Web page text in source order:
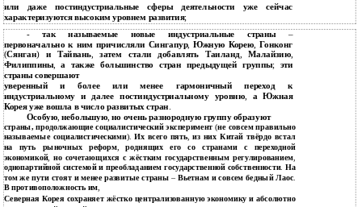
или даже постиндустриальные сферы деятельности уже сейчас
характеризуются высоким уровнем развития;
-так называемые новые индустриальные страны –
первоначально к ним причисляли Сингапур, Южную Корею, Гонконг
(Сянган) и Тайвань,затем стали добавлять Таиланд,Малайзию,
Филиппины,а также большинство стран предыдущей группы; эти
страны совершают
уверенный и более или менее гармоничный переход к
индустриальному и далее постиндустриальному уровню, а Южная
Корея уже вошла в число развитых стран.
Особую, небольшую,но очень разнородную группу образуют
страны, продолжающие социалистический эксперимент(не совсем правильно
называемые социалистическими).Их всего пять,из них Китай твёрдо встал
на путь рыночных реформ,роднящих его со странами с переходной
экономикой,но сочетающихся с жёстким государственным регулированием
однопартийной системой и преобладанием государственной собственности.На
том же пути стоят и менее развитые страны–Вьетнам и совсем бедный Лаос.
В противоположность им,
Северная Корея сохраняет жёстко централизованную экономику и абсолютно